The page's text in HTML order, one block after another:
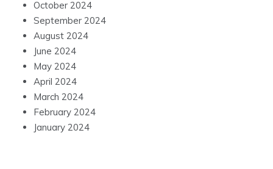
October 2024
September 2024
August 2024
June 2024
May 2024
April 2024
March 2024
February 2024
January 2024